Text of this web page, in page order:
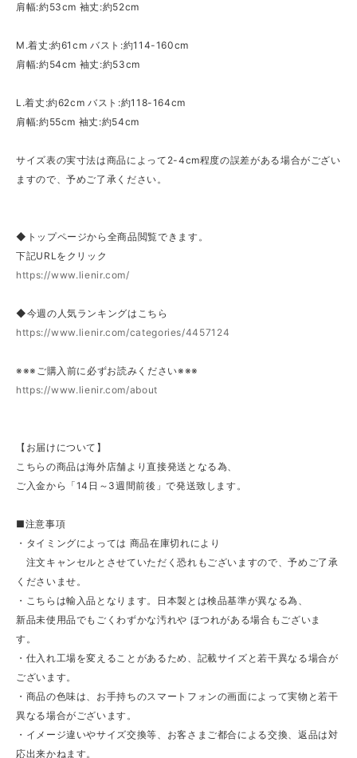
肩幅:約53cm 袖丈:約52cm
M.着丈:約61cm バスト:約114-160cm
肩幅:約54cm 袖丈:約53cm
L.着丈:約62cm バスト:約118-164cm
肩幅:約55cm 袖丈:約54cm
サイズ表の実寸法は商品によって2-4cm程度の誤差がある場合がござい
ますので、予めご了承ください。
◆トップページから全商品閲覧できます。
下記URLをクリック
https://www.lienir.com/
◆今週の人気ランキングはこちら
https://www.lienir.com/categories/4457124
※※※ご購入前に必ずお読みください※※※
https://www.lienir.com/about
【お届けについて】
こちらの商品は海外店舗より直接発送となる為、
ご入金から「14日～3週間前後」で発送致します。
■注意事項
・タイミングによっては 商品在庫切れにより
注文キャンセルとさせていただく恐れもございますので、予めご了承
くださいませ。
・こちらは輸入品となります。日本製とは検品基準が異なる為、
新品未使用品でもごくわずかな汚れや ほつれがある場合もございま
す。
・仕入れ工場を変えることがあるため、記載サイズと若干異なる場合が
ございます。
・商品の色味は、お手持ちのスマートフォンの画面によって実物と若干
異なる場合がございます。
・イメージ違いやサイズ交換等、お客さまご都合による交換、返品は対
応出来かねます。